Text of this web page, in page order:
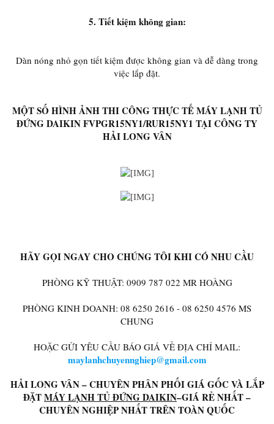
5. Tiết kiệm không gian:
Dàn nóng nhỏ gọn tiết kiệm được không gian và dễ dàng trong
việc lắp đặt.
MỘT SỐ HÌNH ẢNH THI CÔNG THỰC TẾ MÁY LẠNH TỦ
ĐỨNG DAIKIN FVPGR15NY1/RUR15NY1 TẠI CÔNG TY
HẢI LONG VÂN
HÃY GỌI NGAY CHO CHÚNG TÔI KHI CÓ NHU CẦU
PHÒNG KỸ THUẬT: 0909 787 022 MR HOÀNG
PHÒNG KINH DOANH: 08 6250 2616 - 08 6250 4576 MS
CHUNG
HOẶC GỬI YÊU CẦU BÁO GIÁ VỀ ĐỊA CHỈ MAIL:
maylanhchuyennghiep@gmail.com
HẢI LONG VÂN – CHUYÊN PHÂN PHỐI GIÁ GỐC VÀ LẮP
ĐẶTMÁY LẠNH TỦ ĐỨNG DAIKIN–GIÁ RẺ NHẤT –
CHUYÊN NGHIỆP NHẤT TRÊN TOÀN QUỐC